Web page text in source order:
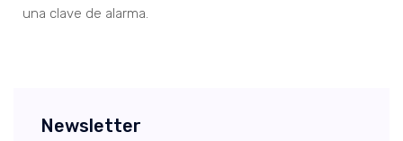
una clave de alarma.
Newsletter